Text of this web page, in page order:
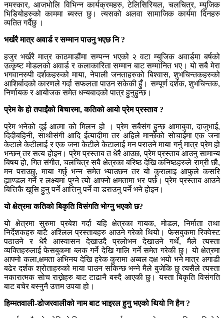
नमस्कार, आजभोलि विभिन्न कार्यक्रमहरु, टेलिसिरियल, चलचित्र, म्युजिक
भिडियोहरुको काममा ब्यस्त छु। त्यसको अलवा सामाजिक कार्यमा दिनहरु
व्यतित गर्दैछु ।
भर्खरै मात्र अवार्ड र सम्मान पाउनु भएछ नि ?
हजुर भर्खरै मात्र काठमाडौंमा सम्पन्न भएको २ वटा म्युजिक अवार्डमा बर्षको
उत्कृष्ट मोडलको अवार्ड र कलाकारिता सम्मान बाट सम्मानित भए। यो सबै मेरा
भगवानरुपी दर्शकहरुको माया, नेपाली जनताहरुको बिश्वास, शुभचिन्तकहरुको
आशिर्बादको कारणले गर्दा सफलता पाउन सकेकी हुँ। सम्पूर्ण दर्शक, शुभचिन्तक,
निर्णायक र आयोजक समेत धन्यबादको पात्र हुनुहुन्छ।
प्रेम के हो तपाईंको बिचारमा, कतिको आयो प्रेम प्रस्ताव ?
प्रेम भनेको दुई आत्मा को मिलन हो । प्रेम सबैसंग हुन्छ आमाबुवा, दाजुभाई,
दिदीबहिनी, साथीसंगी आदि ईत्यादीमा तर अहिले मान्छेको सोचाईमा एक जना
केटाले केटीलाई र एक जना केटीले केटालाई मन पराउने माया गर्नु मात्र प्रेम हो
भन्छन् तर सत्य होइन। प्रेम प्रस्ताब त धेरै आउछ, प्रेम प्रस्ताब आउनु सामान्य
बिषय हो, गित संगीत, चलचित्र सबै क्षेत्रका बरिष्ठ देखि कनिष्ठहरुले राम्री छौ,
मन पराउछु, माया गर्छु भन्न समेत भ्याउछन तर यो कुरालाइ आफुले कसरि
ह्याण्डल गर्ने र लक्ष्यमा पुग्ने त्यो आफ्नो क्षमतामा भर पर्छ। प्रेम प्रस्ताब आउने
बित्तिकै खुसि हुनु पर्ने आत्तिनु पर्ने वा डराउनु पर्ने भने होइन।
यो क्षेत्रमा कतिको बिकृति विसंगति भोग्नु भएको छ?
यो क्षेत्रमा सुरुमा प्रबेश गर्दा यहि क्षेत्रका गायक, मोडल, निर्माता तथा
निर्देशकहरु बाटै अश्लिल प्रस्ताबहरु आउने गरेको थियो। फेसबुकमा रिक्वेस्ट
पठाउने र धेरै आस्वासन देखाउदै प्रलोभन देखाउने गर्थे, मैले त्यस्ता
व्यक्तिहरुलाई फेसबुकमा ब्लक गर्ने देखि गालि गर्ने समेत गरेकी छु। यो क्षेत्रमा
आफ्नो कला,क्षमता अभिनय देखि हरेक कुरामा अब्बल दक्ष भयो भने मात्र अगाडी
बढेर दर्शक श्रोताहरुको माया पाउन सकिन्छ भन्ने मैले बुजेकि छु त्यसैले त्यस्ता
नकारात्मक सोच राख्नेहरु बाट टाढानै बस्दै आएकी छु। यस्ता बिकृति विसंगति
बाट बचेर बस्नुनै उत्तम उपया हो।
हिम्मतवाली-डोजरवालीको नाम बाट भाइरल हुनु भएको थियो नि हैन ?